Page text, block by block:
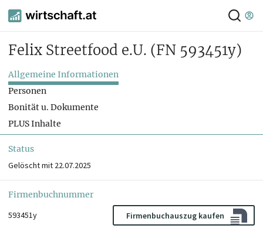
Felix Streetfood e.U. (FN 593451y)
Allgemeine Informationen
Personen
Bonität u. Dokumente
PLUS Inhalte
Status
Gelöscht mit 22.07.2025
Firmenbuchnummer
593451y
Firmenbuchauszug kaufen